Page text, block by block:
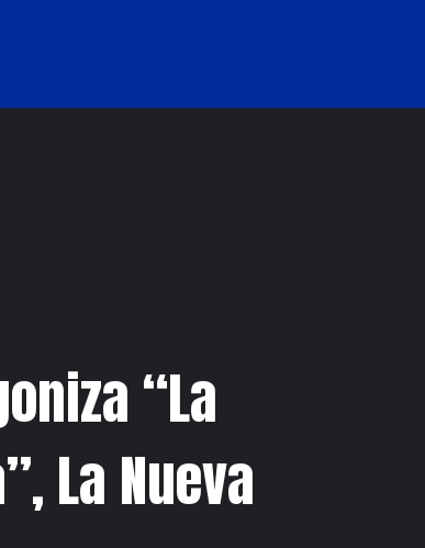
“La
La Nueva